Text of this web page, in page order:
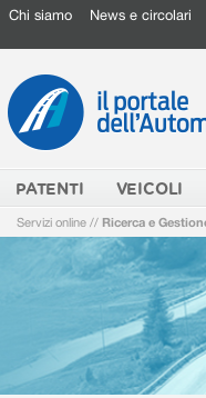
Chi siamo News e circolari
PATENTI VEICOLI
Servizi online // Ricerca e